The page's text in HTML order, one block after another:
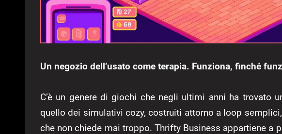
Un negozio dell’usato come terapia. Funziona, finché
C’è un genere di giochi che negli ultimi anni ha trovato
quello dei simulativi cozy, costruiti attorno a loop
che non chiede mai troppo. Thrifty Business appartiene a